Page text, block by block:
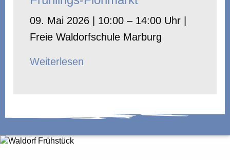
09. Mai 2026 | 10:00 – 14:00 Uhr |
Freie Waldorfschule Marburg
Weiterlesen